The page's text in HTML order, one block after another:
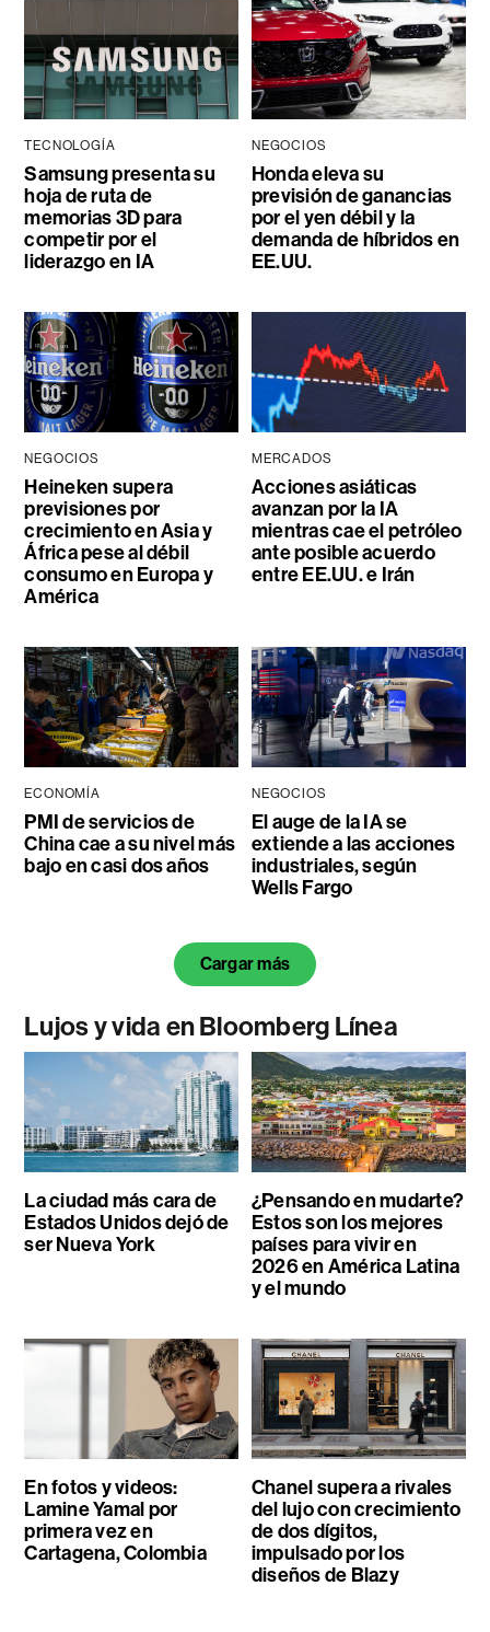
TECNOLOGÍA
Samsung presenta su
hoja de ruta de
memorias 3D para
competir por el
liderazgo en IA
NEGOCIOS
Honda eleva su
previsión de ganancias
por el yen débil y la
demanda de híbridos en
EE.UU.
NEGOCIOS
Heineken supera
previsiones por
crecimiento en Asia y
África pese al débil
consumo en Europa y
América
MERCADOS
Acciones asiáticas
avanzan por la IA
mientras cae el petróleo
ante posible acuerdo
entre EE.UU. e Irán
ECONOMÍA
PMI de servicios de
China cae a su nivel más
bajo en casi dos años
NEGOCIOS
El auge de la IA se
extiende a las acciones
industriales, según
Wells Fargo
Cargar más
Lujos y vida en Bloomberg Línea
La ciudad más cara de
Estados Unidos dejó de
ser Nueva York
¿Pensando en mudarte?
Estos son los mejores
países para vivir en
2026 en América Latina
y el mundo
En fotos y videos:
Lamine Yamal por
primera vez en
Cartagena, Colombia
Chanel supera a rivales
del lujo con crecimiento
de dos dígitos,
impulsado por los
diseños de Blazy